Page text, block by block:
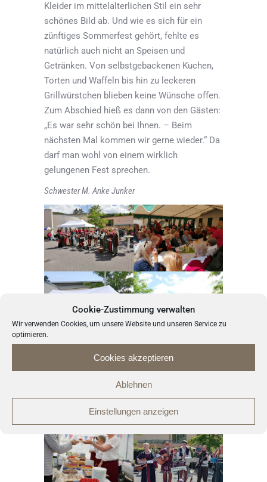
Cookie-Zustimmung verwalten
Wir verwenden Cookies, um unsere Website und unseren Service zu
optimieren.
Cookies akzeptieren
Ablehnen
Einstellungen anzeigen
Kleider im mittelalterlichen Stil ein sehr
schönes Bild ab. Und wie es sich für ein
zünftiges Sommerfest gehört, fehlte es
natürlich auch nicht an Speisen und
Getränken. Von selbstgebackenen Kuchen,
Torten und Waffeln bis hin zu leckeren
Grillwürstchen blieben keine Wünsche offen.
Zum Abschied hieß es dann von den Gästen:
„Es war sehr schön bei Ihnen. – Beim
nächsten Mal kommen wir gerne wieder.“ Da
darf man wohl von einem wirklich
gelungenen Fest sprechen.
Schwester M. Anke Junker